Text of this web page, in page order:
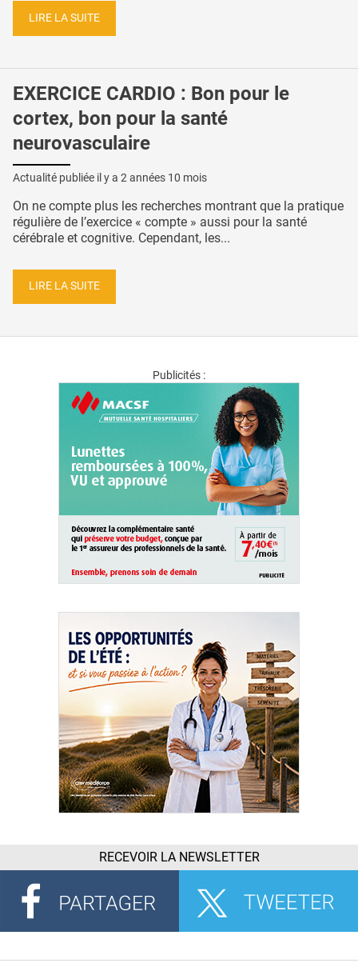
LIRE LA SUITE
EXERCICE CARDIO : Bon pour le
cortex, bon pour la santé
neurovasculaire
Actualité publiée il y a 2 années 10 mois
On ne compte plus les recherches montrant que la pratique
régulière de l’exercice « compte » aussi pour la santé
cérébrale et cognitive. Cependant, les...
LIRE LA SUITE
Publicités :
RECEVOIR LA NEWSLETTER